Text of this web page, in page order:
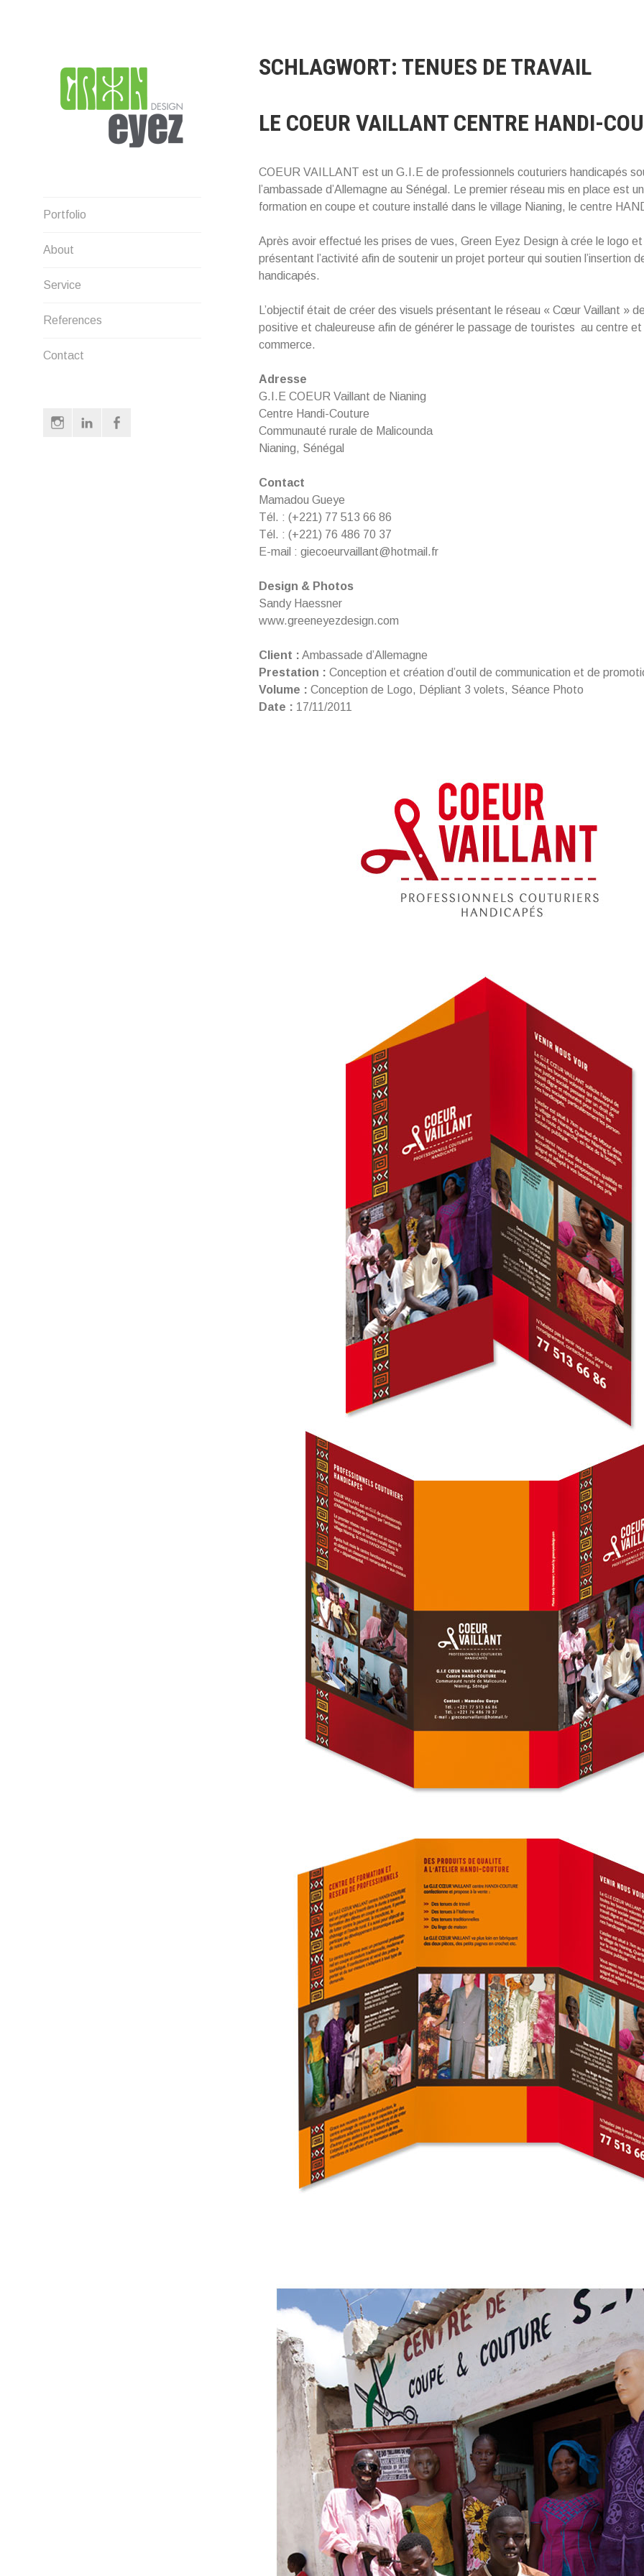
Portfolio
About
Service
References
Contact
InstagramLinkedIn
SCHLAGWORT: TENUES DE TRAVAIL
LE COEUR VAILLANT CENTRE HANDI-
COEUR VAILLANT est un G.I.E de professionnels couturiers handicapés
l’ambassade d’Allemagne au Sénégal. Le premier réseau mis en place est
formation en coupe et couture installé dans le village Nianing, le centre
Après avoir effectué les prises de vues, Green Eyez Design à crée le logo
présentant l’activité afin de soutenir un projet porteur qui soutien l’insertion
handicapés.
L’objectif était de créer des visuels présentant le réseau « Cœur Vaillant »
positive et chaleureuse afin de générer le passage de touristes au centre
commerce.
Adresse
G.I.E COEUR Vaillant de Nianing
Centre Handi-Couture
Communauté rurale de Malicounda
Nianing, Sénégal
Contact
Mamadou Gueye
Tél. : (+221) 77 513 66 86
Tél. : (+221) 76 486 70 37
E-mail : giecoeurvaillant@hotmail.fr
Design & Photos
Sandy Haessner
www.greeneyezdesign.com
Client : Ambassade d’Allemagne
Prestation : Conception et création d’outil de communication et de
Volume : Conception de Logo, Dépliant 3 volets, Séance Photo
Date : 17/11/2011